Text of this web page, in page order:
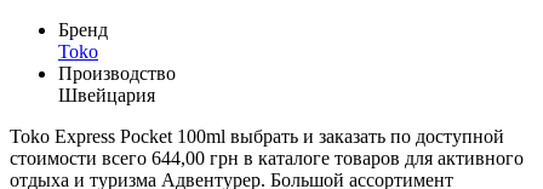
Бренд
Toko
Производство
Швейцария
Toko Express Pocket 100ml выбрать и заказать по доступной
стоимости всего 644,00 грн в каталоге товаров для активного
отдыха и туризма Адвентурер. Большой ассортимент